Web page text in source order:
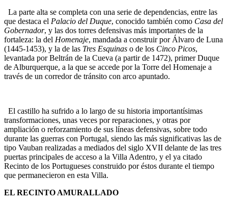
La parte alta se completa con una serie de dependencias, entre las
que destaca el Palacio del Duque, conocido también como Casa del
Gobernador, y las dos torres defensivas más importantes de la
fortaleza: la del Homenaje, mandada a construir por Álvaro de Luna
(1445-1453), y la de las Tres Esquinas o de los Cinco Picos,
levantada por Beltrán de la Cueva (a partir de 1472), primer Duque
de Alburquerque, a la que se accede por la Torre del Homenaje a
través de un corredor de tránsito con arco apuntado.
El castillo ha sufrido a lo largo de su historia importantísimas
transformaciones, unas veces por reparaciones, y otras por
ampliación o reforzamiento de sus líneas defensivas, sobre todo
durante las guerras con Portugal, siendo las más significativas las de
tipo Vauban realizadas a mediados del siglo XVII delante de las tres
puertas principales de acceso a la Villa Adentro, y el ya citado
Recinto de los Portugueses construido por éstos durante el tiempo
que permanecieron en esta Villa.
EL RECINTO AMURALLADO